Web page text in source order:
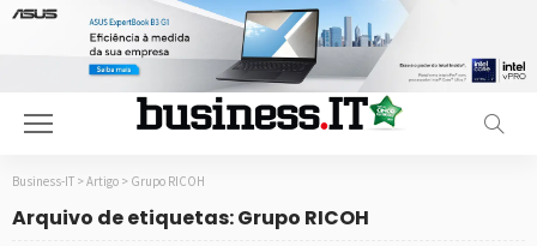
Business-IT > Artigo > Grupo RICOH
Arquivo de etiquetas: Grupo RICOH